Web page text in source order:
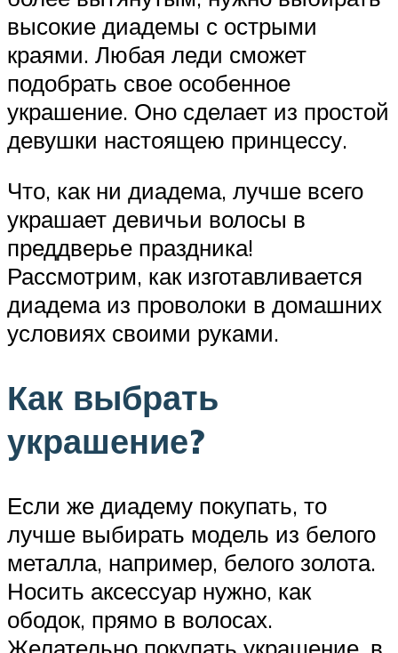
высокие диадемы с острыми
краями. Любая леди сможет
подобрать свое особенное
украшение. Оно сделает из простой
девушки настоящею принцессу.
Что, как ни диадема, лучше всего
украшает девичьи волосы в
преддверье праздника!
Рассмотрим, как изготавливается
диадема из проволоки в домашних
условиях своими руками.
Как выбрать
украшение?
Если же диадему покупать, то
лучше выбирать модель из белого
металла, например, белого золота.
Носить аксессуар нужно, как
ободок, прямо в волосах.